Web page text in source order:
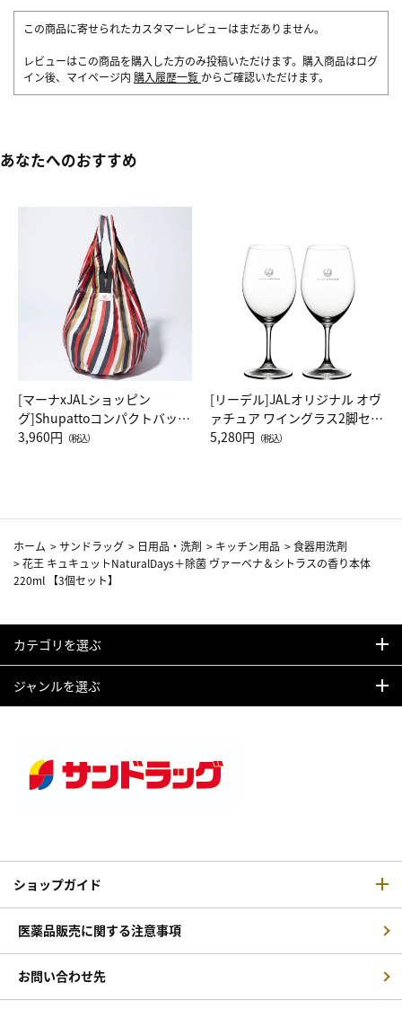
この商品に寄せられたカスタマーレビューはまだありません。
レビューはこの商品を購入した方のみ投稿いただけます。購入商品はログ
イン後、マイページ内 購入履歴一覧 からご確認いただけます。
あなたへのおすすめ
[マーナxJALショッピン
グ]Shupattoコンパクトバッグ
Drop JAL客室乗務員（LC）ス
3,960円 （税込）
[リーデル]JALオリジナル オヴ
ァチュア ワイングラス2脚セッ
ト（レッドワイン）
5,280円 （税込）
ホーム >サンドラッグ > 日用品・洗剤 > キッチン用品 >食器用洗剤
>花王 キュキュットNaturalDays＋除菌 ヴァーベナ＆シトラスの香り本体
220ml 【3個セット】
カテゴリを選ぶ
ジャンルを選ぶ
ショップガイド
医薬品販売に関する注意事項
お問い合わせ先